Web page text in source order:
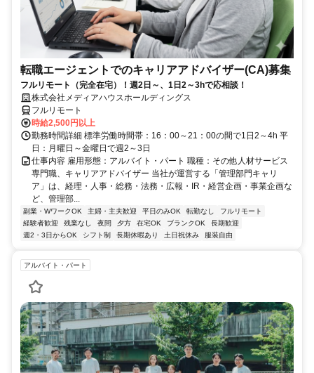
転職エージェントでのキャリアアドバイザー(CA)募集
フルリモート（完全在宅）！週2日～、1日2～3hで応相談！
株式会社メディアハウスホールディングス
フルリモート
時給2,500円以上
勤務時間詳細 標準労働時間帯：16：00～21：00の間で1日2～4h 平
日：月曜日～金曜日で週2～3日
仕事内容 雇用形態：アルバイト・パート 職種：その他人材サービス
専門職、キャリアアドバイザー 当社が運営する「管理部門キャリ
ア」は、経理・人事・総務・法務・広報・IR・経営企画・事業企画な
ど、管理部...
副業・WワークOK 主婦・主夫歓迎 平日のみOK 転勤なし
フルリモート
経験者歓迎
残業なし 夜間 夕方 在宅OK ブランクOK
長期歓迎
週2・3日からOK
シフト制 長期休暇あり 土日祝休み 服装自由
アルバイト・パート